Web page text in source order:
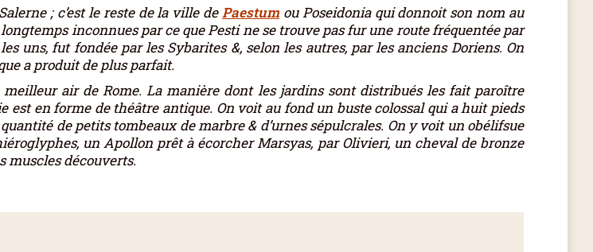
; c’est le reste de la ville dePaestumou Poseidonia qui donnoit son nom au
inconnues par ce que Pesti ne se trouve pas fur une route fréquentée par
uns, fut fondée par les Sybarites &, selon les autres, par les anciens Doriens. On
a produit de plus parfait.
air de Rome. La manière dont les jardins sont distribués les fait paroître
est en forme de théâtre antique. On voit au fond un buste colossal qui a huit pieds
de petits tombeaux de marbre & d’urnes sépulcrales. On y voit un obélifsue
un Apollon prêt à écorcher Marsyas, par Olivieri, un cheval de bronze
muscles découverts.